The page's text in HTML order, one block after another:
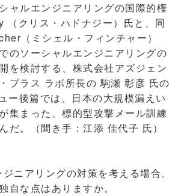
ャルエンジニアリングの国際的権
クリス・ハドナジー）氏と、同
（ミシェル・フィンチャー）
のソーシャルエンジニアリングの
を検討する、株式会社アズジェン
プラス ラボ所長の 駒瀬 彰彦 氏の
ー後篇では、日本の大規模漏えい
集まった、標的型攻撃メール訓練
だ。（聞き手：江添 佳代子 氏）
ニアリングの対策を考える場合、
自な点はありますか。